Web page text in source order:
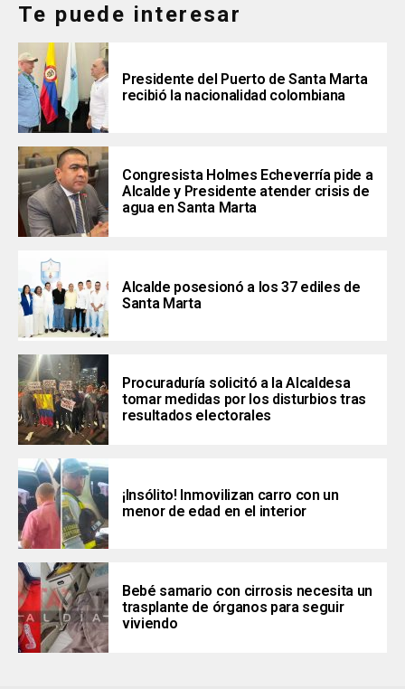
Te puede interesar
Presidente del Puerto de Santa Marta
recibió la nacionalidad colombiana
Congresista Holmes Echeverría pide a
Alcalde y Presidente atender crisis de
agua en Santa Marta
Alcalde posesionó a los 37 ediles de
Santa Marta
Procuraduría solicitó a la Alcaldesa
tomar medidas por los disturbios tras
resultados electorales
¡Insólito! Inmovilizan carro con un
menor de edad en el interior
Bebé samario con cirrosis necesita un
trasplante de órganos para seguir
viviendo